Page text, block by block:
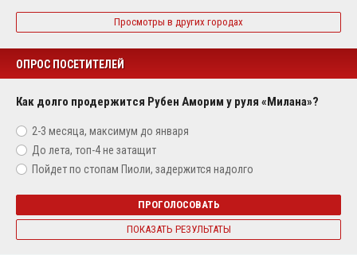
Просмотры в других городах
ОПРОС ПОСЕТИТЕЛЕЙ
Как долго продержится Рубен Аморим у руля «Милана»?
2-3 месяца, максимум до января
До лета, топ-4 не затащит
Пойдет по стопам Пиоли, задержится надолго
ПРОГОЛОСОВАТЬ
ПОКАЗАТЬ РЕЗУЛЬТАТЫ